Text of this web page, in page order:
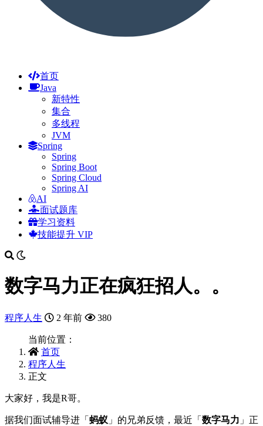
首页
Java
新特性
集合
多线程
JVM
Spring
Spring
Spring Boot
Spring Cloud
Spring AI
AI
面试题库
学习资料
技能提升 VIP
数字马力正在疯狂招人。。
程序人生 2 年前 380
当前位置：
首页
程序人生
正文
大家好，我是R哥。
据我们面试辅导进「 蚂蚁 」的兄弟反馈，最近「 数字马力 」正